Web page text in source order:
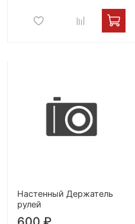
Настенный Держатель
рулей